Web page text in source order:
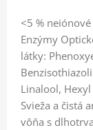
<5 %
Enzýmy
látky:
Linalool,
Svieža a čistá
vôňa s